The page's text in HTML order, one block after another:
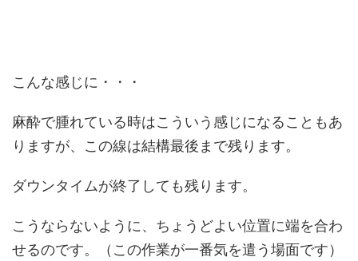
こんな感じに・・・
麻酔で腫れている時はこういう感じになることもあ
りますが、この線は結構最後まで残ります。
ダウンタイムが終了しても残ります。
こうならないように、ちょうどよい位置に端を合わ
せるのです。（この作業が一番気を遣う場面です）